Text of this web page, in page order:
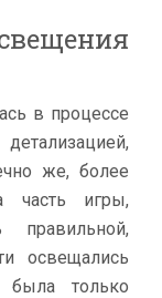
в процессе
же, более
часть игры,
правильной,
освещались
только